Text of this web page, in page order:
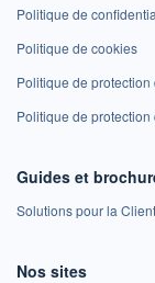
Politique de
Politique de cookies
Politique de
Politique de
Guides et
Solutions pour la
Nos sites